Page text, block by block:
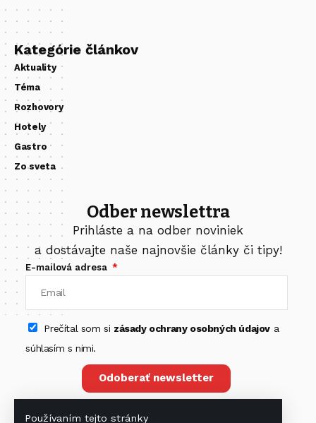
Používaním tejto stránky
Kategórie článkov
Aktuality
Téma
Rozhovory
Hotely
Gastro
Zo sveta
Odber newslettra
Prihláste a na odber noviniek
a dostávajte naše najnovšie články či tipy!
E-mailová adresa
Prečítal som si zásady ochrany osobných údajova
súhlasím s nimi.
Odoberať newsletter